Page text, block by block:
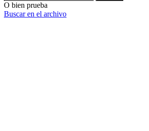
O bien prueba
Buscar en el archivo